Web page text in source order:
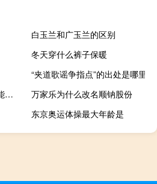
白玉兰和广玉兰的区别
冬天穿什么裤子保暖
“夹道歌谣争指点”的出处是哪里
行为能力鉴定机构（行为能力）
万家乐为什么改名顺钠股份
东京奥运体操最大年龄是